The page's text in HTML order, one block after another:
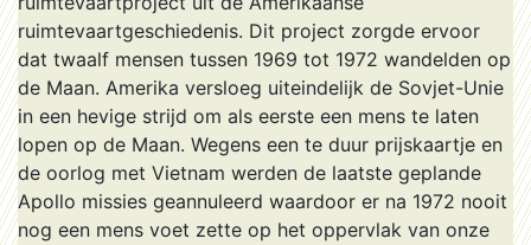
ruimtevaartgeschiedenis. Dit project zorgde ervoor
dat twaalf mensen tussen 1969 tot 1972 wandelden op
de Maan. Amerika versloeg uiteindelijk de Sovjet-Unie
in een hevige strijd om als eerste een mens te laten
lopen op de Maan. Wegens een te duur prijskaartje en
de oorlog met Vietnam werden de laatste geplande
Apollo missies geannuleerd waardoor er na 1972 nooit
nog een mens voet zette op het oppervlak van onze